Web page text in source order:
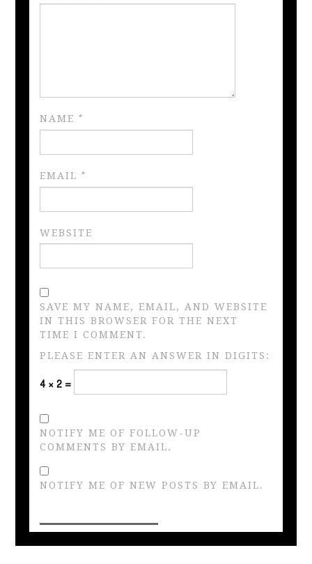
NAME*
EMAIL*
WEBSITE
SAVE MY NAME, EMAIL, AND WEBSITE
IN THIS BROWSER FOR THE NEXT
TIME I COMMENT.
PLEASE ENTER AN ANSWER IN DIGITS:
4 × 2 =
NOTIFY ME OF FOLLOW-UP
COMMENTS BY EMAIL.
NOTIFY ME OF NEW POSTS BY EMAIL.